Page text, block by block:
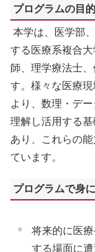
プログラムの目的
本学は、医学部
する医療系複合
師、理学療法士
す。様々な医療
より、数理・デ
理解し活用する
あり、これらの
ています。
プログラムで身
将来的に医
する場面に